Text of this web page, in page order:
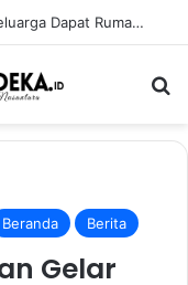
PT TIMAH Perkuat GENTING, Tiga Keluarga Dapat Rumah Layak Huni
Beranda Berita
Gelar